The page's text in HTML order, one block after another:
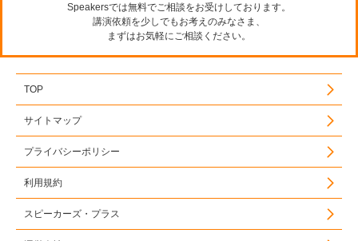
Speakersでは無料でご相談をお受けしております。
講演依頼を少しでもお考えのみなさま、
まずはお気軽にご相談ください。
TOP
サイトマップ
プライバシーポリシー
利用規約
スピーカーズ・プラス